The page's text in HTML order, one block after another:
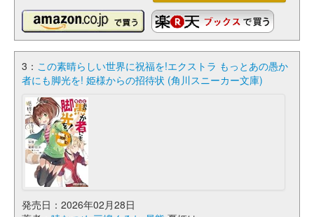
3： この素晴らしい世界に祝福を!エクストラ もっとあの愚か
者にも脚光を! 姫様からの招待状 (角川スニーカー文庫)
発売日：2026年02月28日